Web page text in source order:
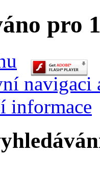
pro
navigaci
informace